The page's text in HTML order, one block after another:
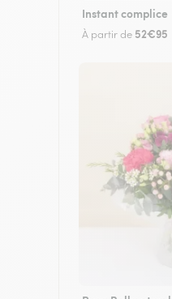
Instant complice
À partir de 52€95